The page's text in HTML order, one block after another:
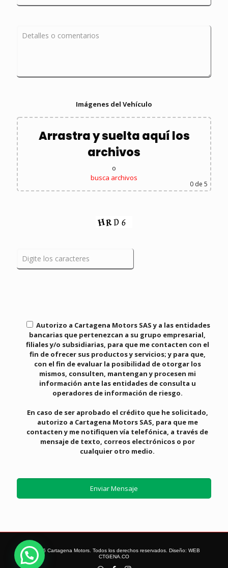
Imágenes del Vehículo
Arrastra y suelta aquí los
archivos
o
busca archivos
0 de 5
Autorizo a Cartagena Motors SASy a las entidades
bancarias que pertenezcan a su grupo empresarial,
filiales y/o subsidiarias, para que me contacten con el
fin de ofrecer sus productos y servicios; y para que,
con el fin de evaluar la posibilidad de otorgar los
mismos, consulten, mantengan y procesen mi
información ante las entidades de consulta u
operadores de información de riesgo.
En caso de ser aprobado el crédito que he solicitado,
autorizo a Cartagena Motors SAS, para que me
contacten y me notifiquen vía telefónica, a través de
mensaje de texto, correos electrónicos o por
cualquier otro medio.
© 2026 Cartagena Motors. Todos los derechos reservados. Diseño: WEB
CTGENA.CO